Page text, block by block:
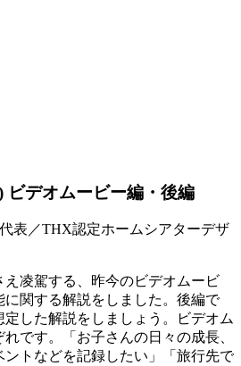
ビデオムービー編・後編
代表／THX認定ホームシアターデザ
凌駕する、昨今のビデオムービ
関する解説をしました。後編で
した解説をしましょう。ビデオム
です。「お子さんの日々の成長、
トなどを記録したい」「旅行先で